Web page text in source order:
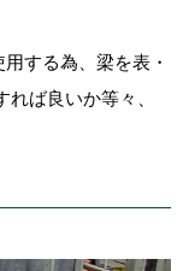
する為、梁を表・
ば良いか等々、